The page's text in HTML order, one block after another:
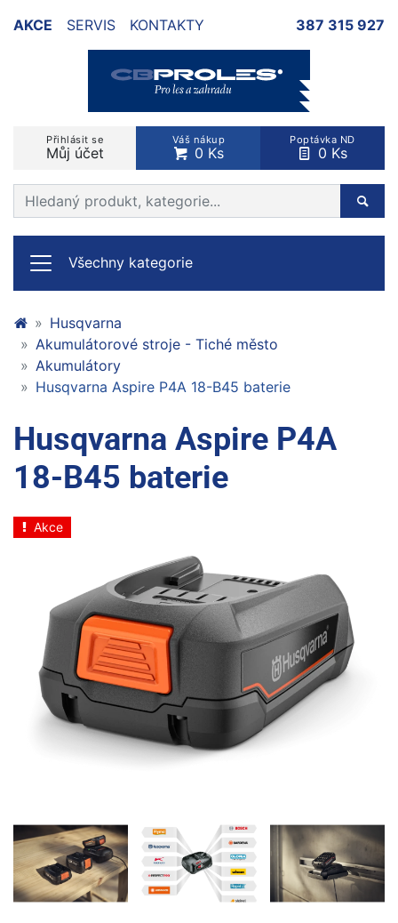
AKCE SERVIS KONTAKTY 387 315 927
Přihlásit se
Můj účet
Váš nákup
0 Ks
Poptávka ND
0 Ks
Prohledat web
Všechny kategorie
Husqvarna
Akumulátorové stroje - Tiché město
Akumulátory
Husqvarna Aspire P4A 18-B45 baterie
Husqvarna Aspire P4A
18-B45 baterie
Akce